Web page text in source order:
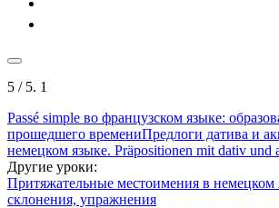
5 / 5. 1
Passé simple во французском языке:
прошедшего времениПредлоги датива и
немецком языке. Präpositionen mit dativ und
Другие уроки:
Притяжательные местоимения в немецком
склонения, упражнения